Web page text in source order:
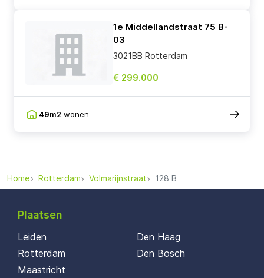
1e Middellandstraat 75 B-
03
3021BB Rotterdam
€ 299.000
49m2 wonen
Home Rotterdam Volmarijnstraat 128 B
Plaatsen
Leiden
Rotterdam
Maastricht
Den Haag
Den Bosch